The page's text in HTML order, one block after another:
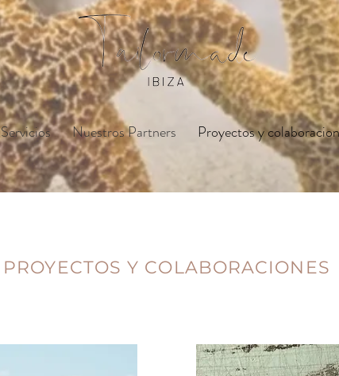
Servicios Nuestros Partners Proyectos y
PROYECTOS Y COLABORACIONES